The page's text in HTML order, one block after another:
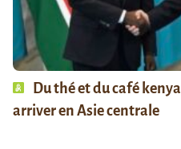
Du thé et du café
arriver en Asie centrale